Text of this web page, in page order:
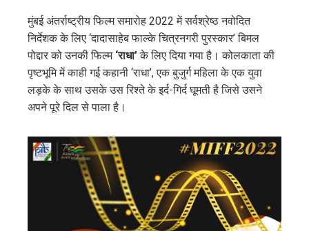
मुंबई अंतर्राष्ट्रीय फिल्म समारोह 2022 में सर्वश्रेष्ठ नवोदित
निर्देशक के लिए ‘दादासाहेब फाल्के चित्रनगरी पुरस्कार’ बिमल
पोद्दार को उनकी फिल्म ‘राधा’के लिए दिया गया है। कोलकाता की
पृष्टभूमि में काही गई कहानी ‘राधा’, एक बुजुर्ग महिला के एक युवा
लड़के के साथ उसके उस रिश्ते के इर्द-गिर्द घूमती है जिसे उसने
अपने पूरे दिल से पाला है।